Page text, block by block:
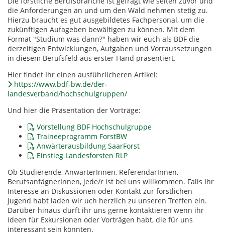
die Anforderungen an und um den Wald nehmen stetig zu.
Hierzu braucht es gut ausgebildetes Fachpersonal, um die
zukünftigen Aufageben bewältigen zu können. Mit dem
Format "Studium was dann?" haben wir euch als BDF die
derzeitigen Entwicklungen, Aufgaben und Vorraussetzungen
in diesem Berufsfeld aus erster Hand präsentiert.
Hier findet Ihr einen ausführlicheren Artikel:
https://www.bdf-bw.de/der-
landesverband/hochschulgruppen/
Und hier die Präsentation der Vorträge:
Vorstellung BDF Hochschulgruppe
Traineeprogramm ForstBW
Anwärterausbildung SaarForst
Einstieg Landesforsten RLP
Ob Studierende, AnwärterInnen, ReferendarInnen,
BerufsanfägnerInnen, jede/r ist bei uns willkommen. Falls Ihr
Interesse an Diskussionen oder Kontakt zur forstlichen
Jugend habt laden wir uch herzlich zu unseren Treffen ein.
Darüber hinaus dürft ihr uns gerne kontaktieren wenn ihr
Ideen für Exkursionen oder Vorträgen habt, die für uns
interessant sein könnten.